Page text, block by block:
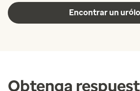
Encontrar un
Obtenga